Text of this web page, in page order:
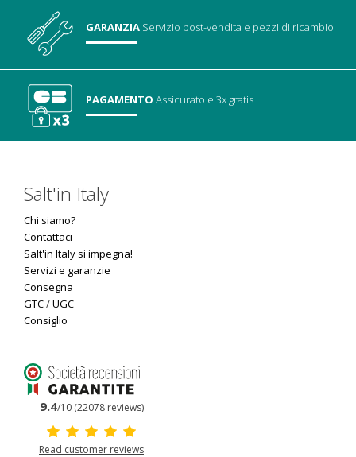
GARANZIA Servizio post-vendita e pezzi di ricambio
PAGAMENTO Assicurato e 3x gratis
Salt'in Italy
Chi siamo?
Contattaci
Salt'in Italy si impegna!
Servizi e garanzie
Consegna
GTC/UGC
Consiglio
9.4/10 (22078 reviews)
Read customer reviews